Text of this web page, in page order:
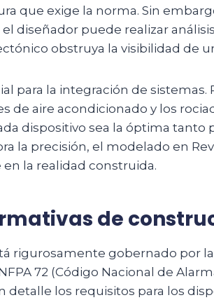
que exige la norma. Sin
diseñador puede realizar
obstruya la visibilidad de
para la integración de
de aire acondicionado y los
dispositivo sea la óptima
la precisión, el modelado en
la realidad construida.
de
rigurosamente gobernado por
72 (Código Nacional de
detalle los requisitos para los